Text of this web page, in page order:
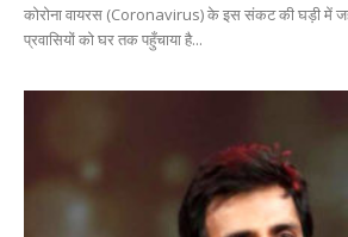
कोरोना वायरस (Coronavirus) के इस संकट की घड़ी में
प्रवासियों को घर तक पहुँचाया है...